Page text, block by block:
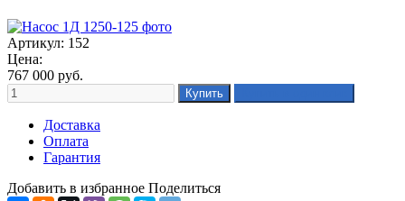
Артикул: 152
Цена:
767 000 руб.
Доставка
Оплата
Гарантия
Добавить в избранное Поделиться